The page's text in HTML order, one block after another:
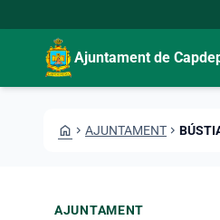
Ajuntament de
HOME CHEVRON_RIGHT AJUNTAMENT CHEVRON_RIGHT
AJUNTAMENT